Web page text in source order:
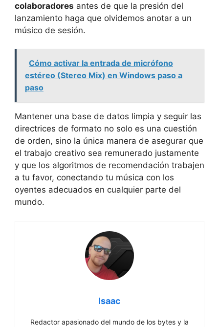
colaboradores antes de que la presión del
lanzamiento haga que olvidemos anotar a un
músico de sesión.
Cómo activar la entrada de micrófono
estéreo (Stereo Mix) en Windows paso a
paso
Mantener una base de datos limpia y seguir las
directrices de formato no solo es una cuestión
de orden, sino la única manera de asegurar que
el trabajo creativo sea remunerado justamente
y que los algoritmos de recomendación trabajen
a tu favor, conectando tu música con los
oyentes adecuados en cualquier parte del
mundo.
Isaac
Redactor apasionado del mundo de los bytes y la